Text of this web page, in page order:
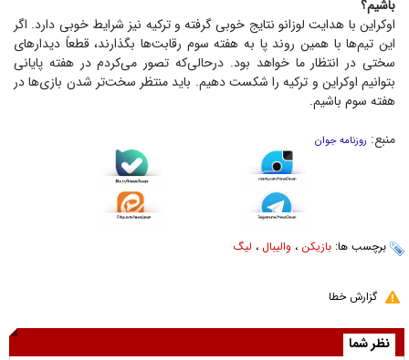
باشیم؟
اوکراین با هدایت لوزانو نتایج خوبی گرفته و ترکیه نیز شرایط خوبی دارد. اگر
این تیم‌ها با همین روند پا به هفته سوم رقابت‌ها بگذارند، قطعاً دیدار‌های
سختی در انتظار ما خواهد بود. درحالی‌که تصور می‌کردم در هفته پایانی
بتوانیم اوکراین و ترکیه را شکست دهیم. باید منتظر سخت‌تر شدن بازی‌ها در
هفته سوم باشیم.
منبع: روزنامه جوان
برچسب ها: بازیکن ، والیبال ، لیگ
گزارش خطا
نظر شما